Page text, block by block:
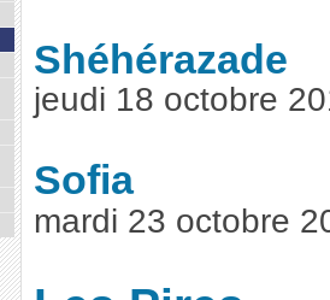
Shéhérazade
jeudi 18 octobre
Sofia
mardi 23 octobre